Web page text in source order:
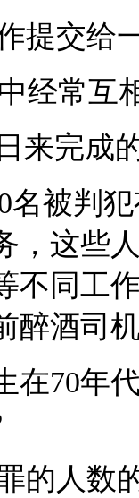
交给
常互
完成
被判犯
，这些
不同工
醉酒司
70年代
人数